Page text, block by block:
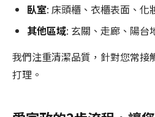
臥室: 床頭櫃、衣櫃表面、化
其他區域: 玄關、走廊、陽台
我們注重清潔品質，針對您常接
打理。